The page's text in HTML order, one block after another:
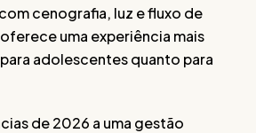
cenografia, luz e fluxo de
uma experiência mais
adolescentes quanto para
de 2026 a uma gestão